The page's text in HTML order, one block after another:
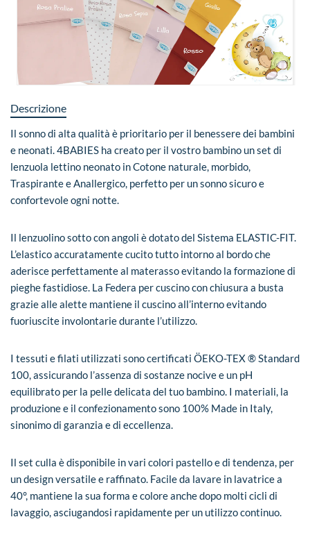
Descrizione
Il sonno di alta qualità è prioritario per il benessere dei bambini
e neonati. 4BABIES ha creato per il vostro bambino un set di
lenzuola lettino neonato in Cotone naturale, morbido,
Traspirante e Anallergico, perfetto per un sonno sicuro e
confortevole ogni notte.
Il lenzuolino sotto con angoli è dotato del Sistema ELASTIC-FIT.
L’elastico accuratamente cucito tutto intorno al bordo che
aderisce perfettamente al materasso evitando la formazione di
pieghe fastidiose. La Federa per cuscino con chiusura a busta
grazie alle alette mantiene il cuscino all’interno evitando
fuoriuscite involontarie durante l’utilizzo.
I tessuti e filati utilizzati sono certificati ÖEKO-TEX ® Standard
100, assicurando l’assenza di sostanze nocive e un pH
equilibrato per la pelle delicata del tuo bambino. I materiali, la
produzione e il confezionamento sono 100% Made in Italy,
sinonimo di garanzia e di eccellenza.
Il set culla è disponibile in vari colori pastello e di tendenza, per
un design versatile e raffinato. Facile da lavare in lavatrice a
40°, mantiene la sua forma e colore anche dopo molti cicli di
lavaggio, asciugandosi rapidamente per un utilizzo continuo.